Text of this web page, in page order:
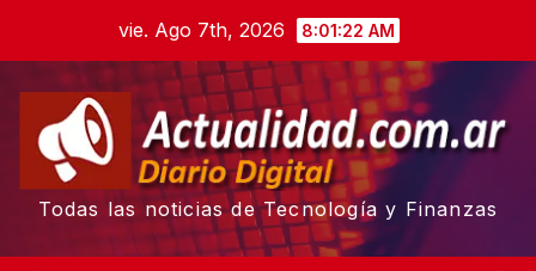
content
vie. Ago 7th, 2026 8:01:23 AM
Todas las noticias de Tecnología y Finanzas